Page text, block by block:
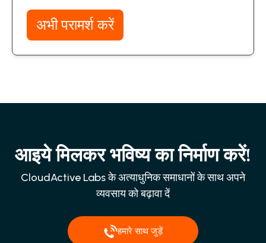
अभी परामर्श करें
आइये मिलकर भविष्य का निर्माण करें!
CloudActive Labs के अत्याधुनिक समाधानों के साथ अपने
व्यवसाय को बढ़ावा दें
हमारे साथ जुड़ें